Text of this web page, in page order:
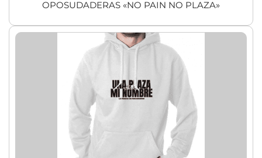
OPOSUDADERAS «NO PAIN NO PLAZA»